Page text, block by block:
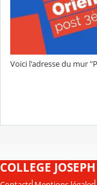
Voici l'adresse du mur
COLLEGE